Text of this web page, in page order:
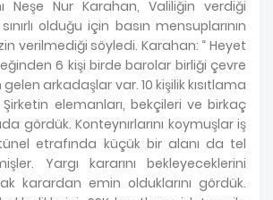
Neşe Nur Karahan, Valiliğin verdiği
olduğu için basın mensuplarının
verilmediği söyledi. Karahan: “ Heyet
6 kişi birde barolar birliği çevre
arkadaşlar var. 10 kişilik kısıtlama
elemanları, bekçileri ve birkaç
gördük. Konteynırlarını koymuşlar iş
etrafında küçük bir alanı da tel
Yargı kararını bekleyeceklerini
karardan emin olduklarını gördük.